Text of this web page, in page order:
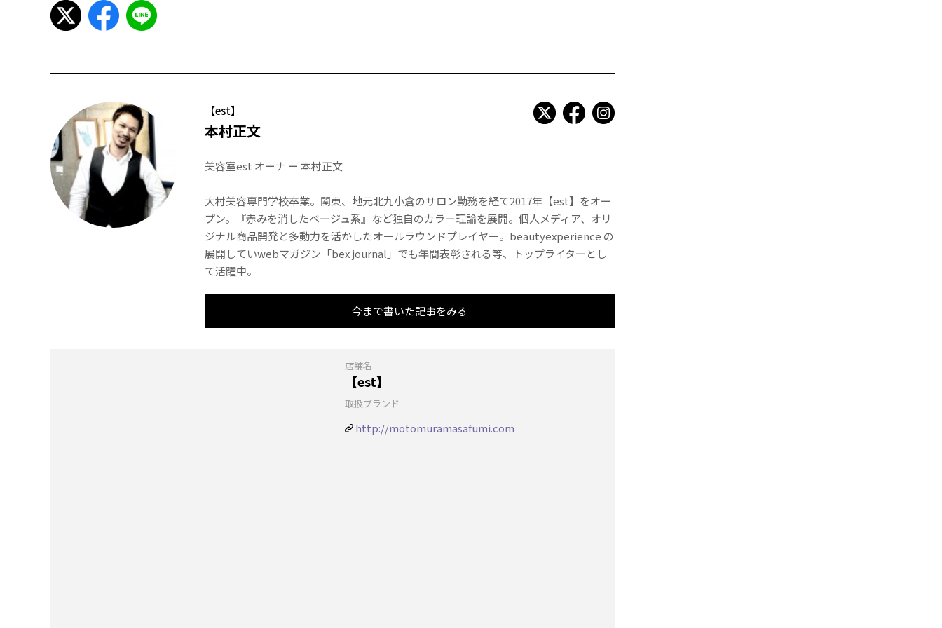
【est】
本村正文
美容室est オーナ ー 本村正文
大村美容専門学校卒業。関東、地元北九小倉のサロン勤務を経て2017年【est】をオー
プン。『赤みを消したベージュ系』など独自のカラー理論を展開。個人メディア、オリ
ジナル商品開発と多動力を活かしたオールラウンドプレイヤー。beautyexperience の
展開していwebマガジン「bex journal」でも年間表彰される等、トップライターとし
て活躍中。
今まで書いた記事をみる
店舗名
【est】
取扱ブランド
http://motomuramasafumi.com